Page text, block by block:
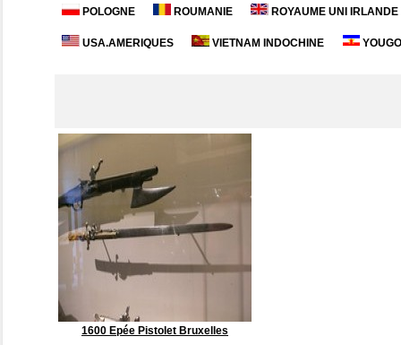
POLOGNE ROUMANIE ROYAUME UNI IRLANDE
USA.AMERIQUES VIETNAM INDOCHINE
1600 Epée Pistolet Bruxelles